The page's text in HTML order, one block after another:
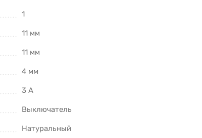
1
11 мм
11 мм
4 мм
3 А
Выключатель
Натуральный